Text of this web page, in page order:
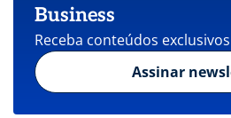
Business
Receba conteúdos
Assinar